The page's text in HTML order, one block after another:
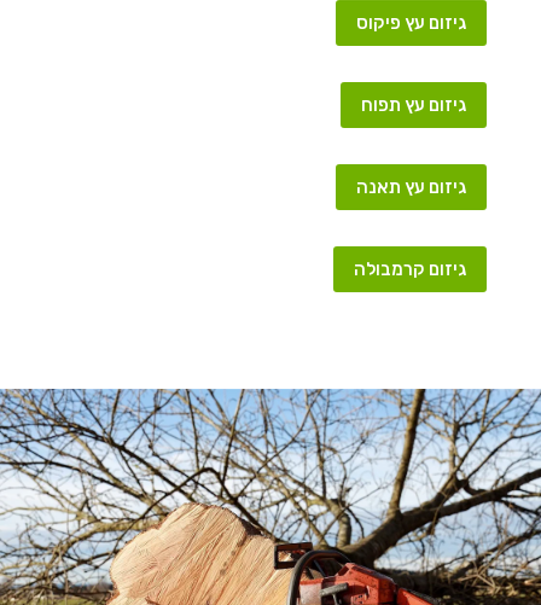
גיזום עץ פיקוס
גיזום עץ תפוח
גיזום עץ תאנה
גיזום קרמבולה